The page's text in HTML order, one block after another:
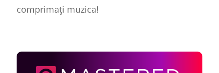
comprimați muzica!